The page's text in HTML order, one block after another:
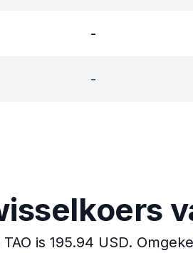
-
-
is 195.94 USD.